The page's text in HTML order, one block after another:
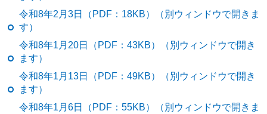
令和8年2月3日（PDF：18KB）（別ウィンドウで開きま
す）
令和8年1月20日（PDF：43KB）（別ウィンドウで開き
ます）
令和8年1月13日（PDF：49KB）（別ウィンドウで開き
ます）
令和8年1月6日（PDF：55KB）（別ウィンドウで開きま